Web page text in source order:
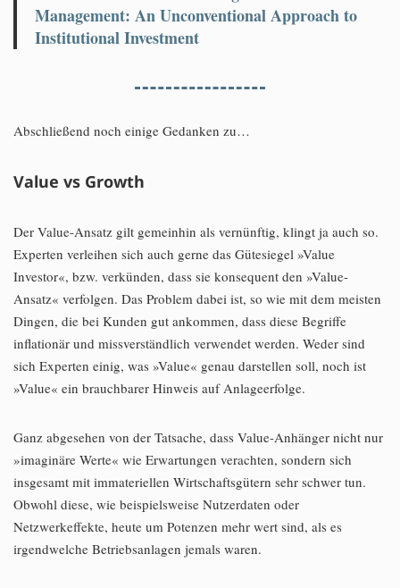
Management: An Unconventional Approach to
Institutional Investment
Abschließend noch einige Gedanken zu…
Value vs Growth
Der Value-Ansatz gilt gemeinhin als vernünftig, klingt ja auch so.
Experten verleihen sich auch gerne das Gütesiegel »Value
Investor«, bzw. verkünden, dass sie konsequent den »Value-
Ansatz« verfolgen. Das Problem dabei ist, so wie mit dem meisten
Dingen, die bei Kunden gut ankommen, dass diese Begriffe
inflationär und missverständlich verwendet werden. Weder sind
sich Experten einig, was »Value« genau darstellen soll, noch ist
»Value« ein brauchbarer Hinweis auf Anlageerfolge.
Ganz abgesehen von der Tatsache, dass Value-Anhänger nicht nur
»imaginäre Werte« wie Erwartungen verachten, sondern sich
insgesamt mit immateriellen Wirtschaftsgütern sehr schwer tun.
Obwohl diese, wie beispielsweise Nutzerdaten oder
Netzwerkeffekte, heute um Potenzen mehr wert sind, als es
irgendwelche Betriebsanlagen jemals waren.